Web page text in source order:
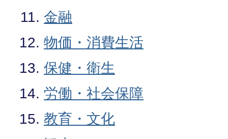
金融
物価・消費生活
保健・衛生
労働・社会保障
教育・文化